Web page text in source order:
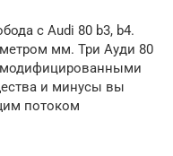
с Audi 80 b3, b4.
мм. Три Ауди 80
и минусы вы
потоком